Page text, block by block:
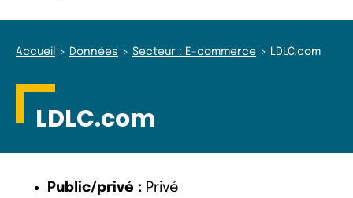
Accueil Données Secteur : E-commerce LDLC.com
LDLC.com
Public/privé : Privé